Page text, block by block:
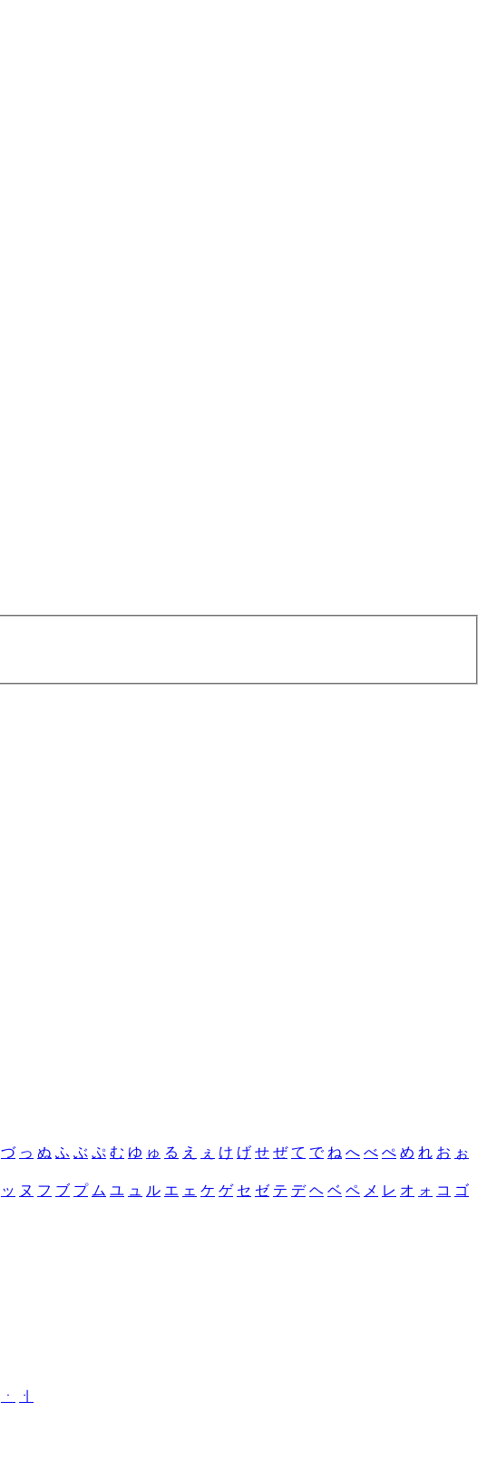
づ っ ぬ ふ ぶ ぷ む ゆ ゅ る え ぇ け げ せ ぜ て で ね へ べ ぺ め れ お ぉ
ッ ヌ フ ブ プ ム ユ ュ ル エ ェ ケ ゲ セ ゼ テ デ ヘ ベ ペ メ レ オ ォ コ ゴ
ㆍ
ㆎ